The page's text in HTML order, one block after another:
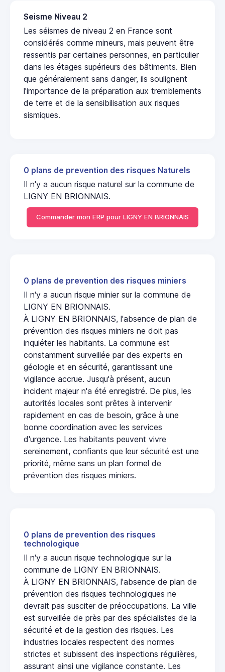
Seisme Niveau 2
Les séismes de niveau 2 en France sont
considérés comme mineurs, mais peuvent être
ressentis par certaines personnes, en particulier
dans les étages supérieurs des bâtiments. Bien
que généralement sans danger, ils soulignent
l'importance de la préparation aux tremblements
de terre et de la sensibilisation aux risques
sismiques.
0 plans de prevention des risques Naturels
Il n'y a aucun risque naturel sur la commune de
LIGNY EN BRIONNAIS.
Commander mon ERP pour LIGNY EN BRIONNAIS
0 plans de prevention des risques miniers
Il n'y a aucun risque minier sur la commune de
LIGNY EN BRIONNAIS.
À LIGNY EN BRIONNAIS, l'absence de plan de
prévention des risques miniers ne doit pas
inquiéter les habitants. La commune est
constamment surveillée par des experts en
géologie et en sécurité, garantissant une
vigilance accrue. Jusqu'à présent, aucun
incident majeur n'a été enregistré. De plus, les
autorités locales sont prêtes à intervenir
rapidement en cas de besoin, grâce à une
bonne coordination avec les services
d'urgence. Les habitants peuvent vivre
sereinement, confiants que leur sécurité est une
priorité, même sans un plan formel de
prévention des risques miniers.
0 plans de prevention des risques
technologique
Il n'y a aucun risque technologique sur la
commune de LIGNY EN BRIONNAIS.
À LIGNY EN BRIONNAIS, l'absence de plan de
prévention des risques technologiques ne
devrait pas susciter de préoccupations. La ville
est surveillée de près par des spécialistes de la
sécurité et de la gestion des risques. Les
industries locales respectent des normes
strictes et subissent des inspections régulières,
assurant ainsi une vigilance constante. Les